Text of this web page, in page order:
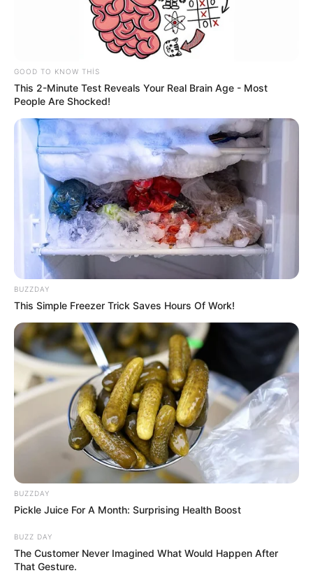
Ürək qüsurlu şəxsin pensiyası niyə
kəsilib?–RƏSMİ CAVAB
1187
00:58 / 24 May 2026
Xırdalanda tikilən çoxmərtəbəli binadan
ŞİKAYƏT -VİDEO
0
14:30 / 20 May 2026
GOOD TO KNOW THIS
This 2-Minute Test Reveals Your Real Brain Age - Most
People Are Shocked!
BUZZDAY
This Simple Freezer Trick Saves Hours Of Work!
BUZZDAY
Pickle Juice For A Month: Surprising Health Boost
BUZZ DAY
The Customer Never Imagined What Would Happen After
That Gesture.